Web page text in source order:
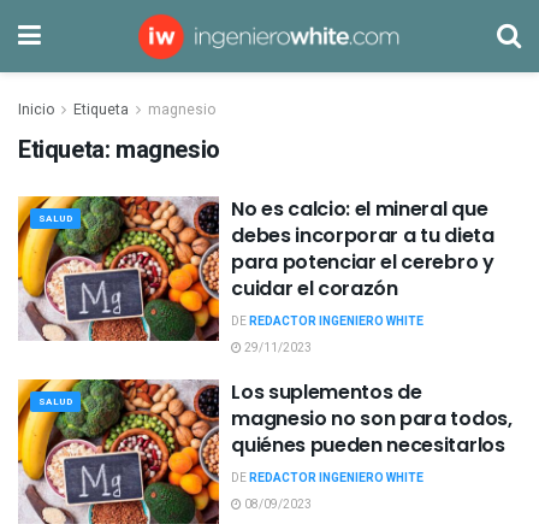
Inicio Etiqueta magnesio
Etiqueta: magnesio
SALUD
No es calcio: el mineral que
debes incorporar a tu dieta
para potenciar el cerebro y
cuidar el corazón
DEREDACTOR INGENIERO WHITE
29/11/2023
SALUD
Los suplementos de
magnesio no son para todos,
quiénes pueden necesitarlos
DEREDACTOR INGENIERO WHITE
08/09/2023